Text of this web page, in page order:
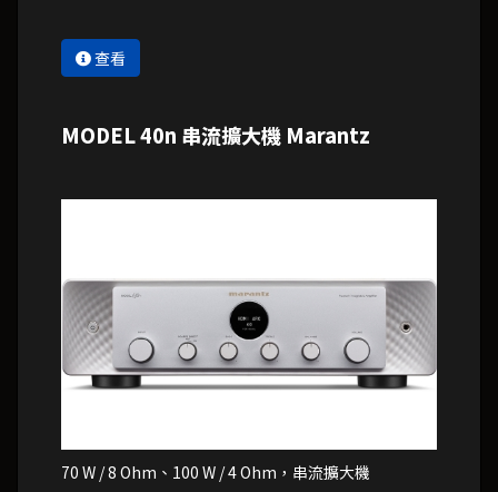
查看
70 W / 8 Ohm、100 W / 4 Ohm，串流擴大機
MODEL 40n 串流擴大機 Marantz